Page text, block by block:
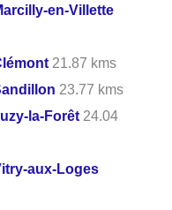
en-Villette
21.87 kms
23.77 kms
la-Forêt 24.04
aux-Loges